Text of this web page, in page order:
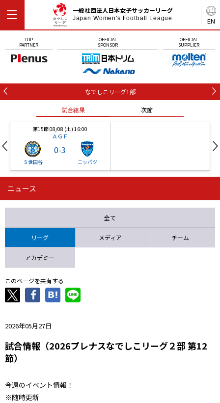
EN
一般社団法人日本女子サッカーリーグ
Japan Women's Football League
TOP
PARTNER
OFFICIAL
SPONSOR
OFFICIAL
SUPPLIER
なでしこリーグ1部
試合結果 次節
第15節 08/08 (土) 16:00
ＡＧＦ
Ｓ世田谷
0-3
ニッパツ
第16節 09/05 (土) 15:00
ニッパツ 石人の星
ニュース
全て
リーグ メディア チーム
アカデミー
このページを共有する
2026年05月27日
試合情報（2026プレナスなでしこリーグ２部 第12
節）
今週のイベント情報！
※随時更新